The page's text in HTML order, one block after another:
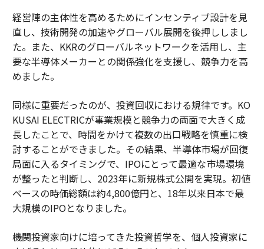
経営陣の主体性を高めるためにインセンティブ設計を見
直し、技術開発の加速やグローバル展開を後押ししまし
た。また、KKRのグローバルネットワークを活用し、主
要な半導体メーカーとの関係強化を支援し、競争力を高
めました。
同様に重要だったのが、投資回収における規律です。KO
KUSAI ELECTRICが事業規模と競争力の両面で大きく成
長したことで、時間をかけて複数の出口戦略を慎重に検
討することができました。その結果、半導体市場が回復
局面に入るタイミングで、IPOにとって最適な市場環境
が整ったと判断し、2023年に新規株式公開を実現。初値
ベースの時価総額は約4,800億円と、18年以来日本で最
大規模のIPOとなりました。
――機関投資家向けに培ってきた投資哲学を、個人投資家に